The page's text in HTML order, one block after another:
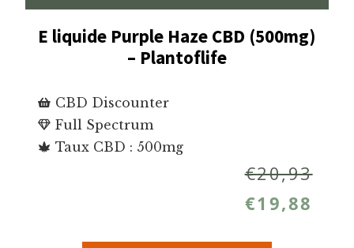
E liquide Purple Haze CBD (500mg)
– Plantoflife
CBD Discounter
Full Spectrum
Taux CBD : 500mg
€20,93
€19,88